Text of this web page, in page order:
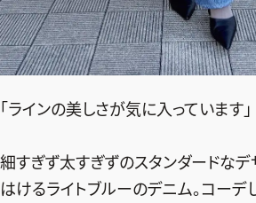
編集部から届くメールマ
会員限定プレゼントや特別イベ
特典が満載！
新規会員登録はこ
「ラインの美しさが気に入っています」
細すぎず太すぎずのスタンダードなデ
はけるライトブルーのデニム。コーデ